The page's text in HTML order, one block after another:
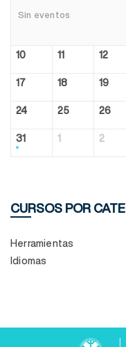
Sin eventos
10 11 12
17 18 19
24 25 26
31 1 2
CURSOS POR
Herramientas
Idiomas